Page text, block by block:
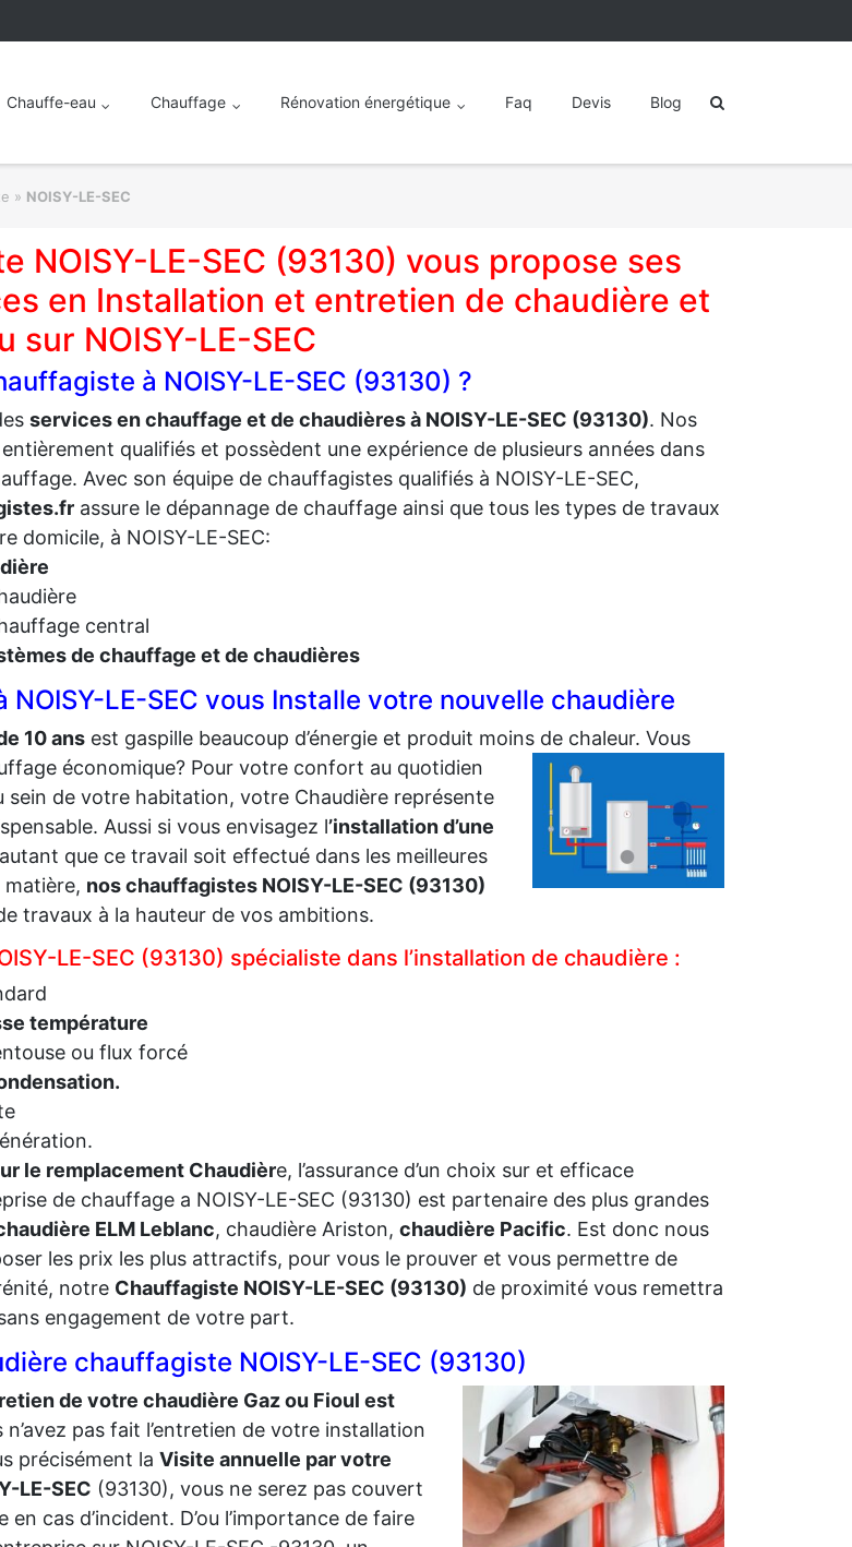
Chauffe-eau Chauffage Rénovation énergétique Faq Devis Blog
» NOISY-LE-SEC
NOISY-LE-SEC (93130) vous propose ses
en Installation et entretien de chaudière et
sur NOISY-LE-SEC
à NOISY-LE-SEC (93130) ?
services en chauffage et de chaudières à NOISY-LE-SEC (93130). Nos
qualifiés et possèdent une expérience de plusieurs années dans
Avec son équipe de chauffagistes qualifiés à NOISY-LE-SEC,
assure le dépannage de chauffage ainsi que tous les types de travaux
domicile, à NOISY-LE-SEC:
central
de chauffage et de chaudières
NOISY-LE-SEC vous Installe votre nouvelle chaudière
10 ans est gaspille beaucoup d’énergie et produit moins de chaleur. Vous
économique? Pour votre confort au quotidien
sein de votre habitation, votre Chaudière représente
Aussi si vous envisagez l’installation d’une
que ce travail soit effectué dans les meilleures
nos chauffagistes NOISY-LE-SEC (93130)
travaux à la hauteur de vos ambitions.
LE-SEC (93130) spécialiste dans l’installation de chaudière :
température
ou flux forcé
le remplacement Chaudière, l’assurance d’un choix sur et efficace
de chauffage a NOISY-LE-SEC (93130) est partenaire des plus grandes
ELM Leblanc, chaudière Ariston, chaudière Pacific. Est donc nous
les prix les plus attractifs, pour vous le prouver et vous permettre de
notre Chauffagiste NOISY-LE-SEC (93130) de proximité vous remettra
engagement de votre part.
chauffagiste NOISY-LE-SEC (93130)
de votre chaudière Gaz ou Fioul est
n’avez pas fait l’entretien de votre installation
précisément la Visite annuelle par votre
LE-SEC (93130), vous ne serez pas couvert
cas d’incident. D’ou l’importance de faire